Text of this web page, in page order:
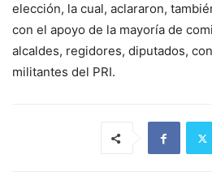
elección, la cual, aclararon,
con el apoyo de la mayoría de
alcaldes, regidores, diputados,
militantes del PRI.